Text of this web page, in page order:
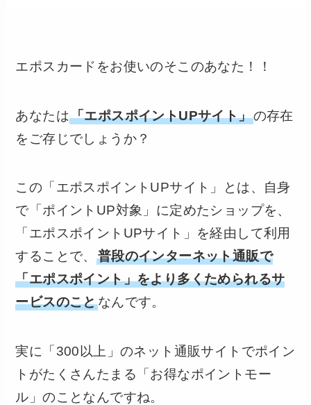
エポスカードをお使いのそこのあなた！！
あなたは「エポスポイントUPサイト」の存在
をご存じでしょうか？
この「エポスポイントUPサイト」とは、自身
で「ポイントUP対象」に定めたショップを、
「エポスポイントUPサイト」を経由して利用
することで、 普段のインターネット通販で
「エポスポイント」をより多くためられるサ
ービスのことなんです。
実に「300以上」のネット通販サイトでポイン
トがたくさんたまる「お得なポイントモー
ル」のことなんですね。